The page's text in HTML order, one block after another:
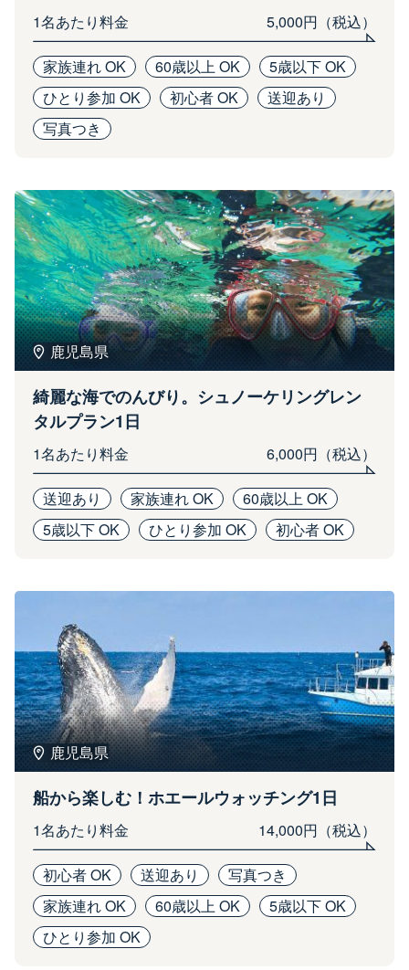
1名あたり料金 5,000円（税込）
家族連れ OK 60歳以上 OK
5歳以下 OK
ひとり参加 OK
初心者 OK
送迎あり
写真つき
綺麗な海でのんびり。シュノーケリングレン
タルプラン1日
1名あたり料金 6,000円（税込）
送迎あり 家族連れ OK
60歳以上 OK
5歳以下 OK
ひとり参加 OK 初心者 OK
鹿児島県
船から楽しむ！ホエールウォッチング1日
1名あたり料金 14,000円（税込）
初心者 OK 送迎あり
写真つき
家族連れ OK
60歳以上 OK
5歳以下 OK
ひとり参加 OK
鹿児島県